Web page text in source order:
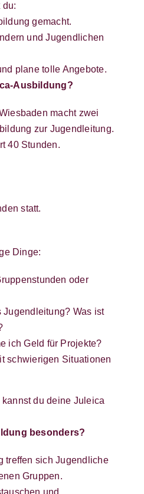
du:
gemacht.
und Jugendlichen
plane tolle Angebote.
Ausbildung?
macht zwei
zur Jugendleitung.
40 Stunden.
statt.
Dinge:
oder
Jugendleitung? Was ist
ich Geld für Projekte?
schwierigen Situationen
du deine Juleica
besonders?
treffen sich Jugendliche
Gruppen.